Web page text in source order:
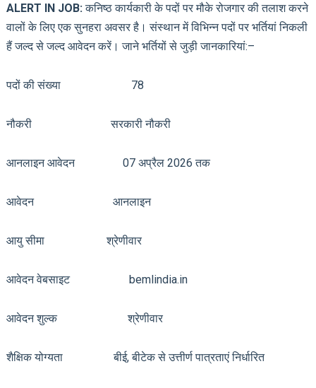
ALERT IN JOB:कनिष्ठ कार्यकारी के पदों पर मौके रोजगार की तलाश करने
वालों के लिए एक सुनहरा अवसर है। संस्थान में विभिन्न पदों पर भर्तियां निकली
हैं जल्द से जल्द आवेदन करें। जाने भर्तियों से जुड़ी जानकारियां:–
पदों की संख्या 78
नौकरी सरकारी नौकरी
आनलाइन आवेदन 07 अप्रैल 2026 तक
आवेदन आनलाइन
आयु सीमा श्रेणीवार
आवेदन वेबसाइट bemlindia.in
आवेदन शुल्क श्रेणीवार
शैक्षिक योग्यता बीई, बीटेक से उत्तीर्ण पात्रताएं निर्धारित